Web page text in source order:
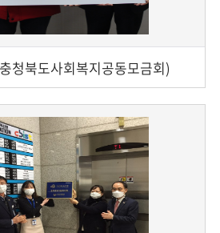
청북도사회복지공동모금회)